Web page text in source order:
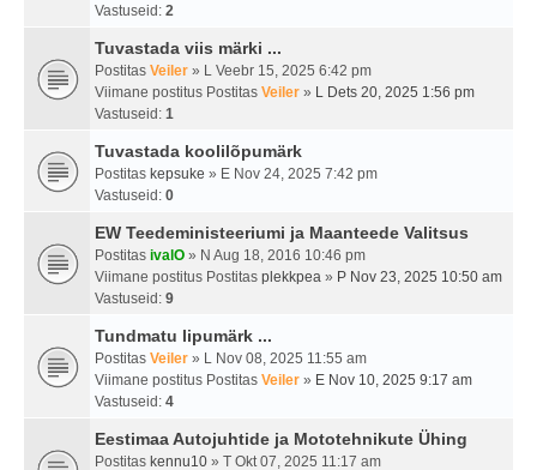
Vastuseid: 2
Tuvastada viis märki ...
Postitas Veiler » L Veebr 15, 2025 6:42 pm
Viimane postitus Postitas Veiler » L Dets 20, 2025 1:56 pm
Vastuseid: 1
Tuvastada koolilõpumärk
Postitas kepsuke » E Nov 24, 2025 7:42 pm
Vastuseid: 0
EW Teedeministeeriumi ja Maanteede Valitsus
Postitas ivalO » N Aug 18, 2016 10:46 pm
Viimane postitus Postitas plekkpea » P Nov 23, 2025 10:50 am
Vastuseid: 9
Tundmatu lipumärk ...
Postitas Veiler » L Nov 08, 2025 11:55 am
Viimane postitus Postitas Veiler » E Nov 10, 2025 9:17 am
Vastuseid: 4
Eestimaa Autojuhtide ja Mototehnikute Ühing
Postitas kennu10 » T Okt 07, 2025 11:17 am